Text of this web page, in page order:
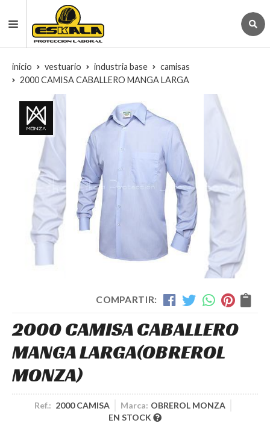
inicio vestuario industria base
camisas
2000 CAMISA CABALLERO MANGA LARGA
COMPARTIR:
2000 CAMISA CABALLERO
MANGA LARGA(OBREROL
MONZA)
Ref.: 2000 CAMISA Marca: OBREROL MONZA
EN STOCK